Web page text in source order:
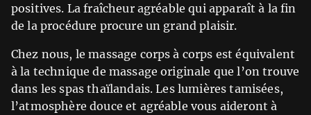
positives. La fraîcheur agréable qui apparaît à la fin
de la procédure procure un grand plaisir.
Chez nous, le massage corps à corps est équivalent
à la technique de massage originale que l’on trouve
dans les spas thaïlandais. Les lumières tamisées,
l’atmosphère douce et agréable vous aideront à